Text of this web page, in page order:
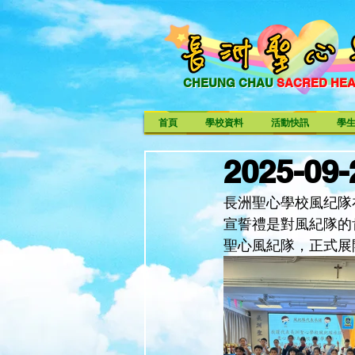
CHEUNG CHAU SACRED
CHEUNG CHAU SACRED
首頁 學校資料 活動快訊 學
2025-
長洲聖心學校風纪
宣誓禮是對風紀隊
聖心風紀隊，正式